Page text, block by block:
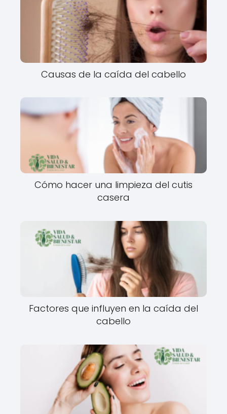
Causas de la caída del cabello
Cómo hacer una limpieza del cutis
casera
Factores que influyen en la caída del
cabello